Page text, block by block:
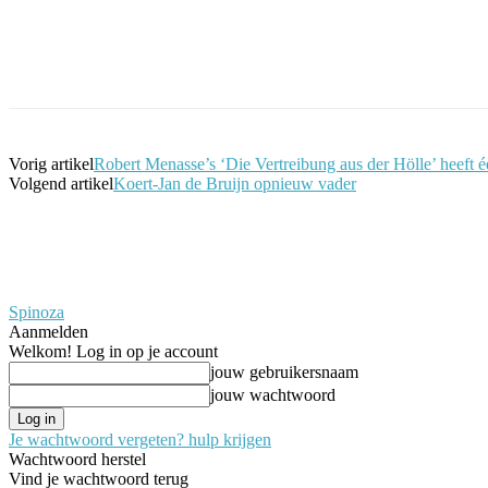
Vorig artikelRobert Menasse’s ‘Die Vertreibung aus der Hölle’ heeft
Volgend artikelKoert-Jan de Bruijn opnieuw vader
Spinoza
Aanmelden
Welkom! Log in op je account
jouw gebruikersnaam
jouw wachtwoord
Je wachtwoord vergeten? hulp krijgen
Wachtwoord herstel
Vind je wachtwoord terug